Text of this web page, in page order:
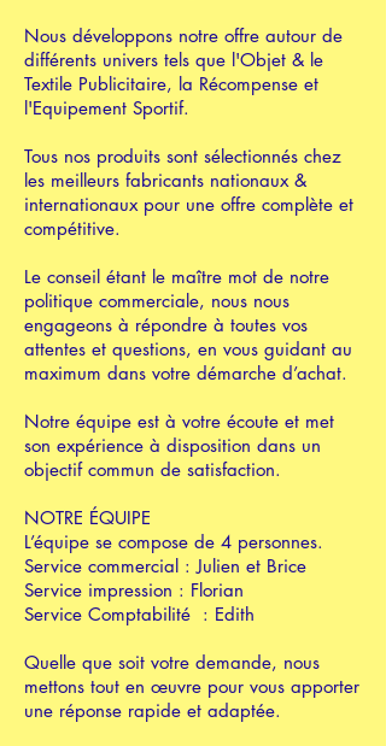
Nous développons notre offre autour de
différents univers tels que l'Objet & le
Textile Publicitaire, la Récompense et
l'Equipement Sportif.
Tous nos produits sont sélectionnés chez
les meilleurs fabricants nationaux &
internationaux pour une offre complète et
compétitive.
Le conseil étant le maître mot de notre
politique commerciale, nous nous
engageons à répondre à toutes vos
attentes et questions, en vous guidant au
maximum dans votre démarche d’achat.
Notre équipe est à votre écoute et met
son expérience à disposition dans un
objectif commun de satisfaction.
NOTRE ÉQUIPE
L’équipe se compose de 4 personnes.
Service commercial : Julien et Brice
Service impression : Florian
Service Comptabilité : Edith
Quelle que soit votre demande, nous
mettons tout en œuvre pour vous apporter
une réponse rapide et adaptée.